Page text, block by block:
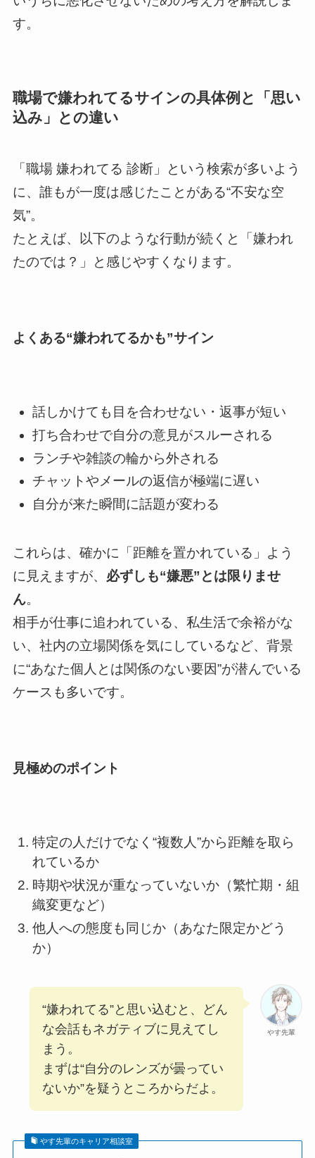
す。
職場で嫌われてるサインの具体例と「思い
込み」との違い
「職場 嫌われてる 診断」という検索が多いよう
に、誰もが一度は感じたことがある“不安な空
気”。
たとえば、以下のような行動が続くと「嫌われ
たのでは？」と感じやすくなります。
よくある“嫌われてるかも”サイン
話しかけても目を合わせない・返事が短い
打ち合わせで自分の意見がスルーされる
ランチや雑談の輪から外される
チャットやメールの返信が極端に遅い
自分が来た瞬間に話題が変わる
これらは、確かに「距離を置かれている」よう
に見えますが、 必ずしも“嫌悪”とは限りませ
ん。
相手が仕事に追われている、私生活で余裕がな
い、社内の立場関係を気にしているなど、背景
に“あなた個人とは関係のない要因”が潜んでいる
ケースも多いです。
見極めのポイント
特定の人だけでなく“複数人”から距離を取ら
れているか
時期や状況が重なっていないか（繁忙期・組
織変更など）
他人への態度も同じか（あなた限定かどう
か）
やす先輩
“嫌われてる”と思い込むと、どん
な会話もネガティブに見えてし
まう。
まずは“自分のレンズが曇ってい
ないか”を疑うところからだよ。
やす先輩のキャリア相談室